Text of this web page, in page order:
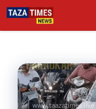
Skip
to